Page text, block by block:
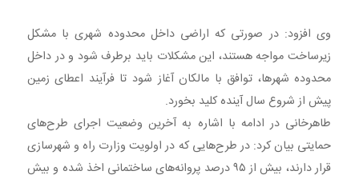
وی افزود: در صورتی که اراضی داخل محدوده شهری با مشکل
زیرساخت مواجه هستند، این مشکلات باید برطرف شود و در داخل
محدوده شهرها، توافق با مالکان آغاز شود تا فرآیند اعطای زمین
پیش از شروع سال آینده کلید بخورد.
طاهرخانی در ادامه با اشاره به آخرین وضعیت اجرای طرح‌های
حمایتی بیان کرد: در طرح‌هایی که در اولویت وزارت راه و شهرسازی
قرار دارند، بیش از ۹۵ درصد پروانه‌های ساختمانی اخذ شده و بیش